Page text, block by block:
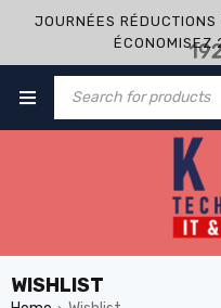
JOURNÉES
ÉCONOMISEZ
WISHLIST